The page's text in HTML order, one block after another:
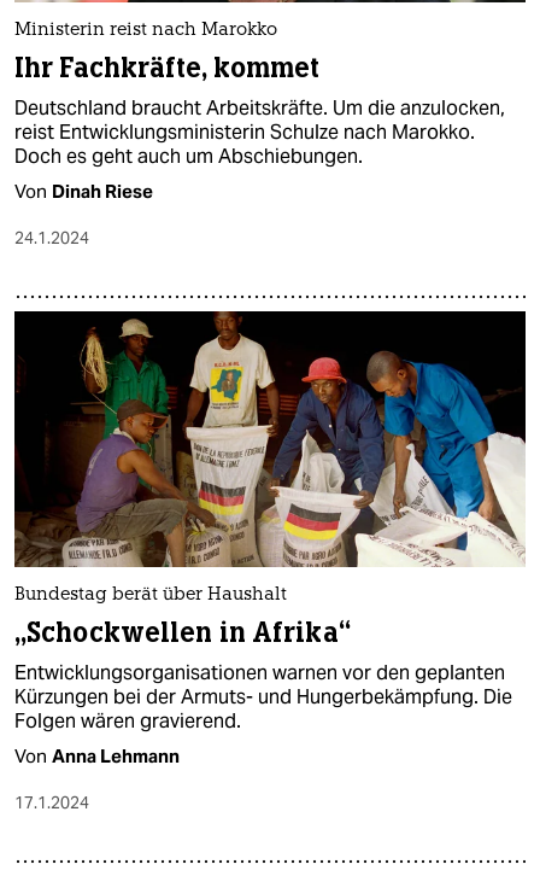
Ministerin reist nach Marokko
Ihr Fachkräfte, kommet
Deutschland braucht Arbeitskräfte. Um die anzulocken,
reist Entwicklungsministerin Schulze nach Marokko.
Doch es geht auch um Abschiebungen.
Von Dinah Riese
24.1.2024
Bundestag berät über Haushalt
„Schockwellen in Afrika“
Entwicklungsorganisationen warnen vor den geplanten
Kürzungen bei der Armuts- und Hungerbekämpfung. Die
Folgen wären gravierend.
Von Anna Lehmann
17.1.2024